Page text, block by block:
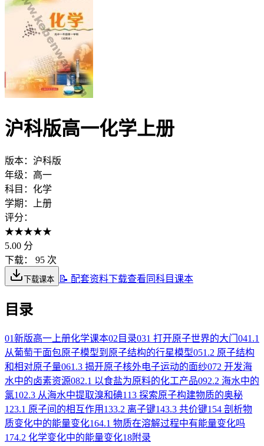
沪科版高一化学上册
版本： 沪科版
年级： 高一
科目： 化学
学期：
上册
评分：
★★★★★
5.00 分
下载：
95 次
下载课本 📝 配套资料下载查看同科目课本
目录
01新版高一上册化学课本02 目录031 打开原子世界的大门 041.1
从葡萄干面包原子模型到原子结构的行星模型051.2 原子结构
和相对原子量061.3 揭开原子核外电子运动的面纱072 开发海
水中的卤素资源082.1 以食盐为原料的化工产品092.2 海水中的
氯102.3 从海水中提取溴和碘113 探索原子构建物质的奥秘
123.1 原子间的相互作用 133.2 离子键143.3 共价键154 剖析物
质变化中的能量变化164.1 物质在溶解过程中有能量变化吗
174.2 化学变化中的能量变化18附录